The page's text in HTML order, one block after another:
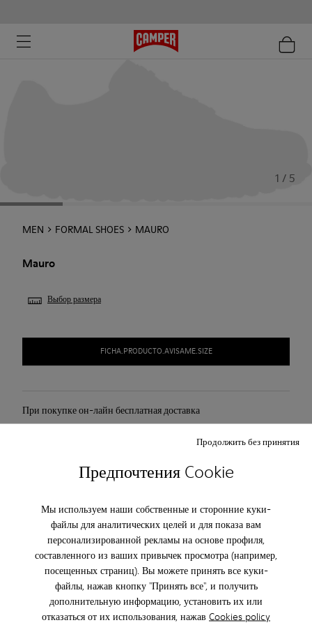
Предпочтения Cookie
Мы используем наши собственные и сторонние куки-
файлы для аналитических целей и для показа вам
персонализированной рекламы на основе профиля,
составленного из ваших привычек просмотра (например,
посещенных страниц). Вы можете принять все куки-
файлы, нажав кнопку "Принять все", и получить
дополнительную информацию, установить их или
отказаться от их использования, нажав Cookies policy
Продолжить без принятия
1 / 5
MEN FORMAL SHOES MAURO
Mauro
Выбор размера
FICHA.PRODUCTO.AVISAME.SIZE
При покупке он-лайн бесплатная доставка
Доступна оплата наложенным платежом DHL.
Уход За Обувью
Our shoes are crafted from carefully selected, premium
materials. Using the right shoe care products will protect
them and ensure they last longer.
ПОДПИШИТЕСЬ И ПОЛУЧИТЕ